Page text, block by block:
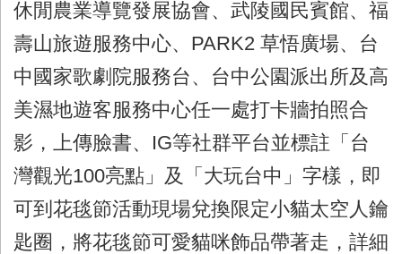
休閒農業導覽發展協會、武陵國民賓館、福
壽山旅遊服務中心、PARK2 草悟廣場、台
中國家歌劇院服務台、台中公園派出所及高
美濕地遊客服務中心任一處打卡牆拍照合
影，上傳臉書、IG等社群平台並標註「台
灣觀光100亮點」及「大玩台中」字樣，即
可到花毯節活動現場兌換限定小貓太空人鑰
匙圈，將花毯節可愛貓咪飾品帶著走，詳細